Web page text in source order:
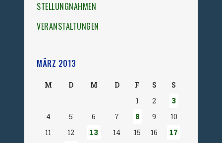
STELLUNGNAHMEN
VERANSTALTUNGEN
MÄRZ 2013
M D M D F S
S
1
2
3
4
5 6 7 8 9
10
11
12 13 14 15 16
17